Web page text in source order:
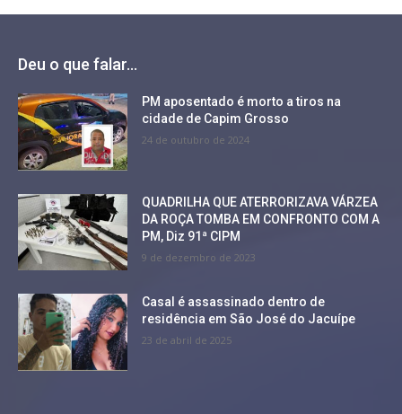
Deu o que falar...
PM aposentado é morto a tiros na
cidade de Capim Grosso
24 de outubro de 2024
QUADRILHA QUE ATERRORIZAVA VÁRZEA
DA ROÇA TOMBA EM CONFRONTO COM A
PM, Diz 91ª CIPM
9 de dezembro de 2023
Casal é assassinado dentro de
residência em São José do Jacuípe
23 de abril de 2025